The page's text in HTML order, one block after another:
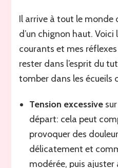
Il arrive à tout le monde
d’un chignon haut. Voici
courants et mes
rester dans l’esprit du
tomber dans les écueils
Tension excessive
départ: cela peut
provoquer des
délicatement et
modérée, puis ajuster